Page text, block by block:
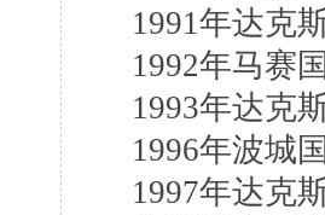
1991年达克
1992年马赛
1993年达克
1996年波城
1997年达克